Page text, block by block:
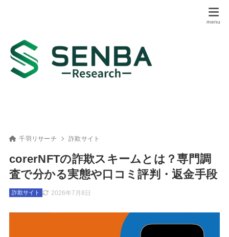
千羽リサーチ 詐欺サイト
corerNFTの詐欺スキームとは？専門調
査で分かる実態や口コミ評判・返金手段
2026年7月8日
詐欺サイト